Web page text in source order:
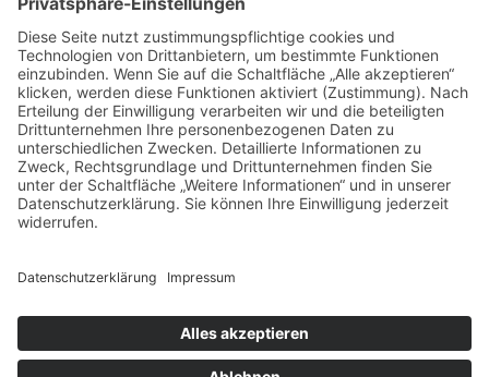
Über uns
Geschichte
Aktuelles
Leistungen
Abbruch
Entsorgung
Flächenrecycling
Baustoffrecycling
Service
Partner
Stellenangebote
Initiativ